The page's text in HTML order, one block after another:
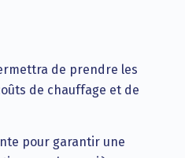
de prendre les
de chauffage et de
pour garantir une